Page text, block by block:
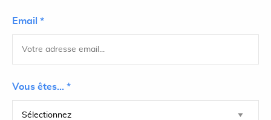
Email *
Vous êtes... *